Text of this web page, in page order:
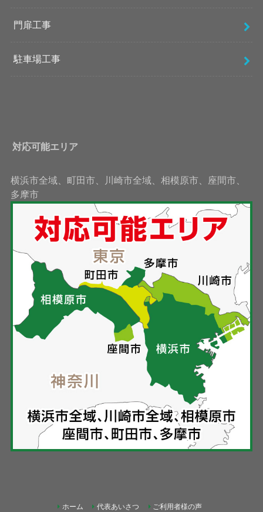
門扉工事
駐車場工事
対応可能エリア
横浜市全域、町田市、川崎市全域、相模原市、座間市、
多摩市
ホーム 代表あいさつ ご利用者様の声